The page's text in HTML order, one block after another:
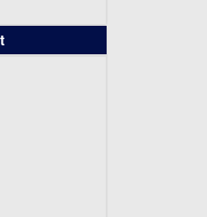
2025
2025